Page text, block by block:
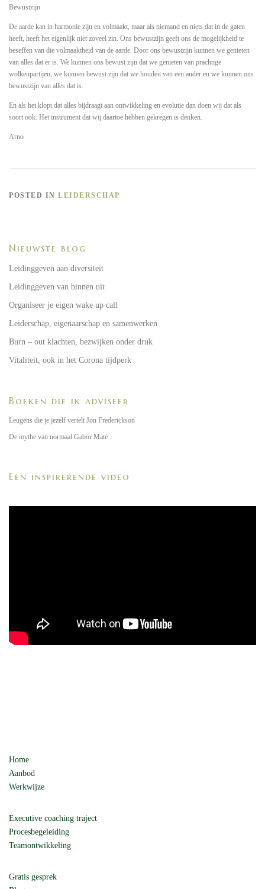
Bewustzijn
De aarde kan in harmonie zijn en volmaakt, maar als niemand en niets dat in de gaten
heeft, heeft het eigenlijk niet zoveel zin. Ons bewustzijn geeft ons de mogelijkheid te
beseffen van die volmaaktheid van de aarde. Door ons bewustzijn kunnen we genieten
van alles dat er is. We kunnen ons bewust zijn dat we genieten van prachtige
wolkenpartijen, we kunnen bewust zijn dat we houden van een ander en we kunnen ons
bewustzijn van alles dat is.
En als het klopt dat alles bijdraagt aan ontwikkeling en evolutie dan doen wij dat als
soort ook. Het instrument dat wij daartoe hebben gekregen is denken.
Arno
POSTED IN LEIDERSCHAP
Nieuwste blog
Leidinggeven aan diversiteit
Leidinggeven van binnen uit
Organiseer je eigen wake up call
Leiderschap, eigenaarschap en samenwerken
Burn – out klachten, bezwijken onder druk
Vitaliteit, ook in het Corona tijdperk
Boeken die ik adviseer
Leugens die je jezelf vertelt Jon Frederickson
De mythe van normaal Gabor Maté
Een inspirerende video
Home
Aanbod
Werkwijze
Executive coaching traject
Procesbegeleiding
Teamontwikkeling
Gratis gesprek